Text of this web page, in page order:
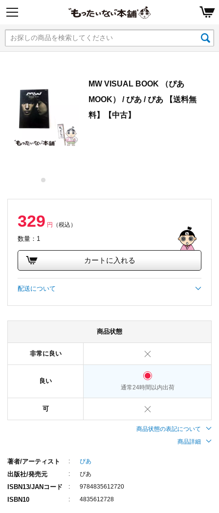
MW VISUAL BOOK （ぴあ
MOOK） / ぴあ / ぴあ 【送料無
料】【中古】
329 円 （税込）
数量：1
カートに入れる
配送について
商品状態
非常に良い
良い
通常24時間以内出荷
可
商品状態の表記について
商品詳細
著者/アーティスト ぴあ
出版社/発売元 ぴあ
ISBN13/JANコード 9784835612720
ISBN10 4835612728